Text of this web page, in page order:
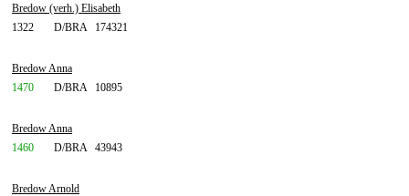
Bredow (verh.) Elisabeth
1322
D/BRA 174321
Bredow Anna
1470
D/BRA 10895
Bredow Anna
1460
D/BRA 43943
Bredow Arnold